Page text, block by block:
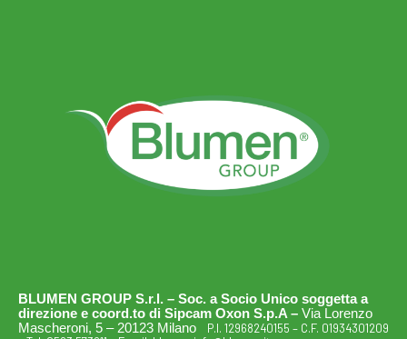
BLUMEN GROUP S.r.l. – Soc. a Socio Unico soggetta a
direzione e coord.to di Sipcam Oxon S.p.A – Via Lorenzo
Mascheroni, 5 – 20123 Milano P.I. 12968240155 – C.F. 01934301209